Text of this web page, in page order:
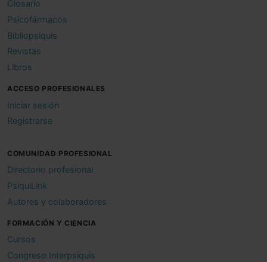
Glosario
Psicofármacos
Bibliopsiquis
Revistas
Libros
ACCESO PROFESIONALES
Iniciar sesión
Registrarse
COMUNIDAD PROFESIONAL
Directorio profesional
PsiquiLink
Autores y colaboradores
FORMACIÓN Y CIENCIA
Cursos
Congreso Interpsiquis